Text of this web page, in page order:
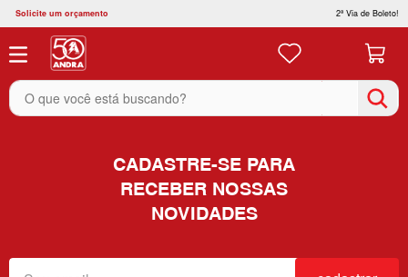
Solicite um orçamento 2ª Via de Boleto!
O que você está buscando?
CADASTRE-SE PARA
RECEBER NOSSAS
NOVIDADES